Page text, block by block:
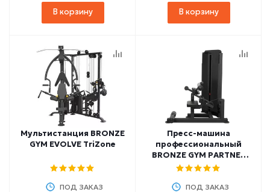
В корзину В корзину
Мультистанция BRONZE
GYM EVOLVE TriZone
ПОД ЗАКАЗ
Пресс-машина
профессиональный
BRONZE GYM PARTNER
ML-812
ПОД ЗАКАЗ